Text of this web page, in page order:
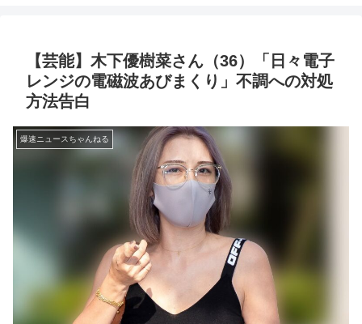
【芸能】木下優樹菜さん（36）「日々電子
レンジの電磁波あびまくり」不調への対処
方法告白
爆速ニュースちゃんねる